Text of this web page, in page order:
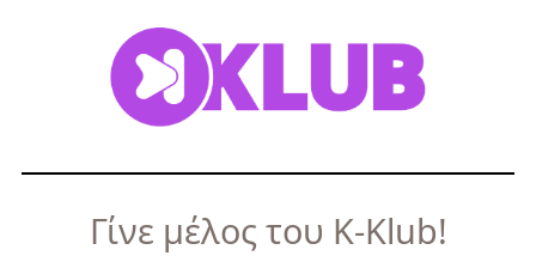
Γίνε μέλος του K-Klub!